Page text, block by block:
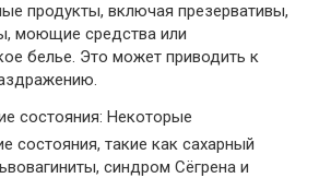
продукты, включая презервативы,
моющие средства или
белье. Это может приводить к
состояния: Некоторые
состояния, такие как сахарный
синдром Сёгрена и